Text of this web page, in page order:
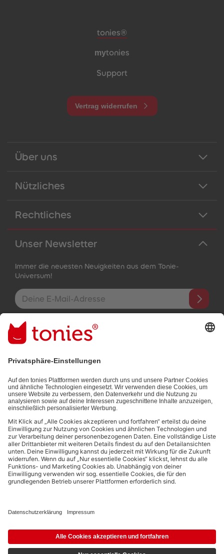
Meta-Navigation Footer
tonies®
mytonies
Support
Vertrag widerrufen
Über uns
Nützliches
Rechtliches
Unser Newsletter
Immer die neuesten Neuigkeiten aus dem Tonie-
Universum!
E-Mail-Addresse
Mit dem Absenden abonnierst du unseren E-Mail-Newsletter, der
auf den von dir bereitgestellten Informationen (z.B. Account-
informationen) und den von dir zu Werbezwecken bereitgestellten
Datenschutzbestimmungen.
Bezahlmethoden:
Links zu sozialen Netzwerken
Die Nutzung der Inhalte für Text- und Data-Mining von (generativen) KI
Zusammenhang ausdrücklich vorbehalten und daher verboten.